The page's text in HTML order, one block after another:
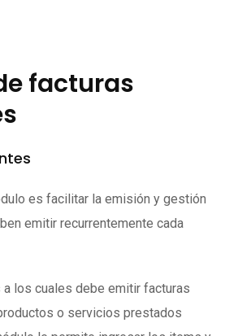
facturas
es facilitar la emisión y gestión
emitir recurrentemente cada
los cuales debe emitir facturas
o servicios prestados